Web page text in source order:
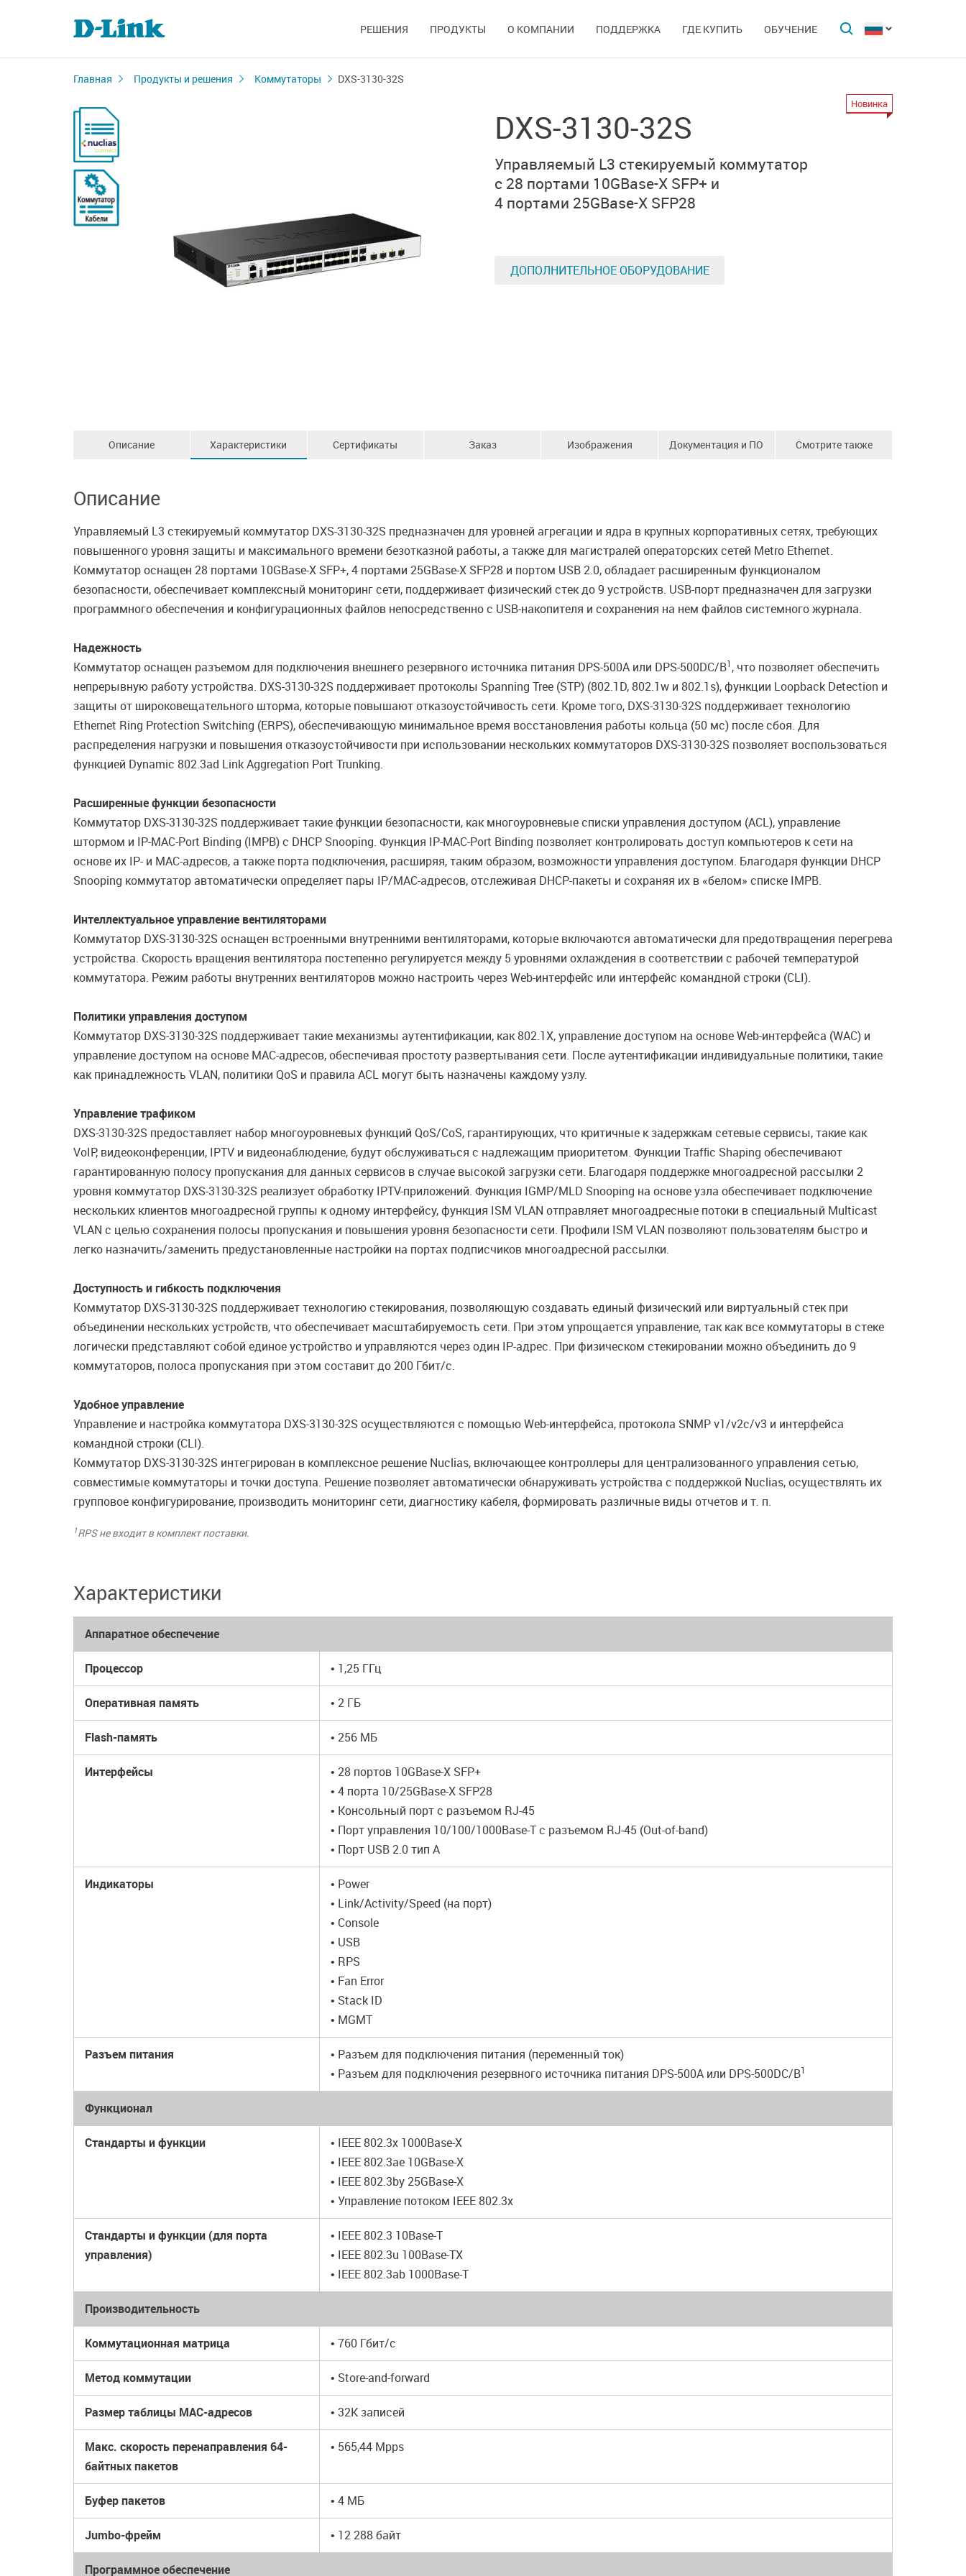
РЕШЕНИЯ ПРОДУКТЫ О КОМПАНИИ ПОДДЕРЖКА ГДЕ КУПИТЬ ОБУЧЕНИЕ
Главная Продукты и решения Коммутаторы DXS-3130-32S
DXS-3130-32S
Новинка
Управляемый L3 стекируемый коммутатор
с 28 портами 10GBase-X SFP+ и
4 портами 25GBase-X SFP28
ДОПОЛНИТЕЛЬНОЕ ОБОРУДОВАНИЕ
Описание Характеристики Сертификаты Заказ Изображения Документация и ПО Смотрите также
Описание
Управляемый L3 стекируемый коммутатор DXS-3130-32S предназначен для уровней агрегации и ядра в крупных корпоративных сетях, требующих
повышенного уровня защиты и максимального времени безотказной работы, а также для магистралей операторских сетей Metro Ethernet.
Коммутатор оснащен 28 портами 10GBase-X SFP+, 4 портами 25GBase-X SFP28 и портом USB 2.0, обладает расширенным функционалом
безопасности, обеспечивает комплексный мониторинг сети, поддерживает физический стек до 9 устройств. USB-порт предназначен для загрузки
программного обеспечения и конфигурационных файлов непосредственно с USB-накопителя и сохранения на нем файлов системного журнала.
Надежность
Коммутатор оснащен разъемом для подключения внешнего резервного источника питания DPS-500A или DPS-500DC/B1 , что позволяет обеспечить
непрерывную работу устройства. DXS-3130-32S поддерживает протоколы Spanning Tree (STP) (802.1D, 802.1w и 802.1s), функции Loopback Detection и
защиты от широковещательного шторма, которые повышают отказоустойчивость сети. Кроме того, DXS-3130-32S поддерживает технологию
Ethernet Ring Protection Switching (ERPS), обеспечивающую минимальное время восстановления работы кольца (50 мс) после сбоя. Для
распределения нагрузки и повышения отказоустойчивости при использовании нескольких коммутаторов DXS-3130-32S позволяет воспользоваться
функцией Dynamic 802.3ad Link Aggregation Port Trunking.
Расширенные функции безопасности
Коммутатор DXS-3130-32S поддерживает такие функции безопасности, как многоуровневые списки управления доступом (ACL), управление
штормом и IP-MAC-Port Binding (IMPB) с DHCP Snooping. Функция IP-MAC-Port Binding позволяет контролировать доступ компьютеров к сети на
основе их IP- и MAC-адресов, а также порта подключения, расширяя, таким образом, возможности управления доступом. Благодаря функции DHCP
Snooping коммутатор автоматически определяет пары IP/MAC-адресов, отслеживая DHCP-пакеты и сохраняя их в «белом» списке IMPB.
Интеллектуальное управление вентиляторами
Коммутатор DXS-3130-32S оснащен встроенными внутренними вентиляторами, которые включаются автоматически для предотвращения перегрева
устройства. Скорость вращения вентилятора постепенно регулируется между 5 уровнями охлаждения в соответствии с рабочей температурой
коммутатора. Режим работы внутренних вентиляторов можно настроить через Web-интерфейс или интерфейс командной строки (CLI).
Политики управления доступом
Коммутатор DXS-3130-32S поддерживает такие механизмы аутентификации, как 802.1X, управление доступом на основе Web-интерфейса (WAC) и
управление доступом на основе MAC-адресов, обеспечивая простоту развертывания сети. После аутентификации индивидуальные политики, такие
как принадлежность VLAN, политики QoS и правила ACL могут быть назначены каждому узлу.
Управление трафиком
DXS-3130-32S предоставляет набор многоуровневых функций QoS/CoS, гарантирующих, что критичные к задержкам сетевые сервисы, такие как
VoIP, видеоконференции, IPTV и видеонаблюдение, будут обслуживаться с надлежащим приоритетом. Функции Trafﬁc Shaping обеспечивают
гарантированную полосу пропускания для данных сервисов в случае высокой загрузки сети. Благодаря поддержке многоадресной рассылки 2
уровня коммутатор DXS-3130-32S реализует обработку IPTV-приложений. Функция IGMP/MLD Snooping на основе узла обеспечивает подключение
нескольких клиентов многоадресной группы к одному интерфейсу, функция ISM VLAN отправляет многоадресные потоки в специальный Multicast
VLAN с целью сохранения полосы пропускания и повышения уровня безопасности сети. Профили ISM VLAN позволяют пользователям быстро и
легко назначить/заменить предустановленные настройки на портах подписчиков многоадресной рассылки.
Доступность и гибкость подключения
Коммутатор DXS-3130-32S поддерживает технологию стекирования, позволяющую создавать единый физический или виртуальный стек при
объединении нескольких устройств, что обеспечивает масштабируемость сети. При этом упрощается управление, так как все коммутаторы в стеке
логически представляют собой единое устройство и управляются через один IP-адрес. При физическом стекировании можно объединить до 9
коммутаторов, полоса пропускания при этом составит до 200 Гбит/с.
Удобное управление
Управление и настройка коммутатора DXS-3130-32S осуществляются с помощью Web-интерфейса, протокола SNMP v1/v2с/v3 и интерфейса
командной строки (CLI).
Коммутатор DXS-3130-32S интегрирован в комплексное решение Nuclias, включающее контроллеры для централизованного управления сетью,
совместимые коммутаторы и точки доступа. Решение позволяет автоматически обнаруживать устройства c поддержкой Nuclias, осуществлять их
групповое конфигурирование, производить мониторинг сети, диагностику кабеля, формировать различные виды отчетов и т. п.
1RPS не входит в комплект поставки.
Характеристики
Аппаратное обеспечение
Процессор • 1,25 ГГц
Оперативная память • 2 ГБ
Flash-память • 256 МБ
Интерфейсы
• 28 портов 10GBase-X SFP+
• 4 порта 10/25GBase-X SFP28
• Консольный порт с разъемом RJ-45
• Порт управления 10/100/1000Base-T с разъемом RJ-45 (Out-of-band)
• Порт USB 2.0 тип A
Индикаторы
• Power
• Link/Activity/Speed (на порт)
• Console
• USB
• RPS
• Fan Error
• Stack ID
• MGMT
Разъем питания
• Разъем для подключения питания (переменный ток)
• Разъем для подключения резервного источника питания DPS-500A или DPS-500DC/B1
Функционал
Стандарты и функции
• IEEE 802.3x 1000Base-X
• IEEE 802.3ae 10GBase-X
• IEEE 802.3by 25GBase-X
• Управление потоком IEEE 802.3x
Стандарты и функции (для порта
управления)
• IEEE 802.3 10Base-T
• IEEE 802.3u 100Base-TX
• IEEE 802.3ab 1000Base-T
Производительность
Коммутационная матрица • 760 Гбит/с
Метод коммутации • Store-and-forward
Размер таблицы MAC-адресов • 32K записей
Макс. скорость перенаправления 64-
байтных пакетов
• 565,44 Mpps
Буфер пакетов • 4 МБ
Jumbo-фрейм • 12 288 байт
Программное обеспечение